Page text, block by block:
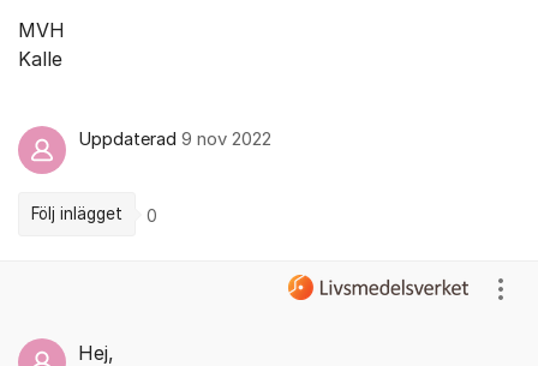
MVH
Kalle
Uppdaterad 9 nov 2022
Följ inlägget 0
Hej,